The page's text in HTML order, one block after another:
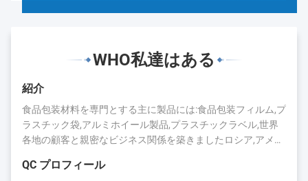
WHO私達はある
紹介
食品包装材料を専門とする主に製品には:食品包装フィルム,プ
ラスチック袋,アルミホイール製品,プラスチックラベル,世界
各地の顧客と親密なビジネス関係を築きましたロシア,アメリ
長年の蓄積により,キングレッドは評判と業界での存在を得ま
QC プロフィール